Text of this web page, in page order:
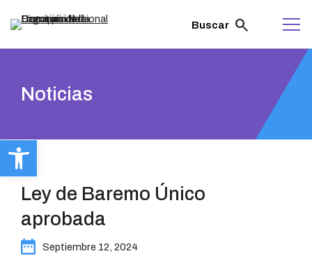
Abrir barra de herramientas
contenido
Buscar search
Noticias
Ley de Baremo Único
aprobada
Septiembre 12, 2024